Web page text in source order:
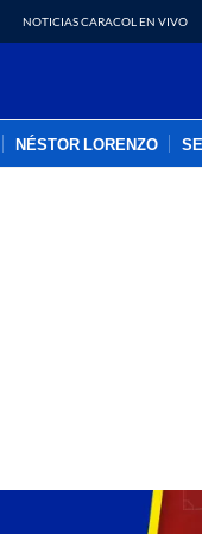
NOTICIAS CARACOL EN VIVO
NÉSTOR LORENZO